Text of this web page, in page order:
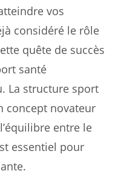
vos
considéré le rôle
quête de succès
santé
La structure sport
concept novateur
entre le
essentiel pour